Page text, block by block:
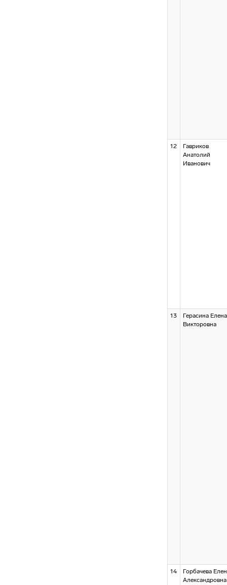
12
Гавриков
Анатолий
Иванович
13
Герасина Елена
Викторовна
14
Горбачева
Александровна